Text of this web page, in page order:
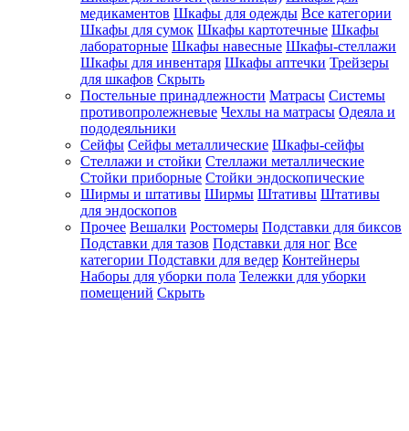
медикаментов Шкафы для одежды Все категории
Шкафы для сумок Шкафы картотечные Шкафы
лабораторные Шкафы навесные Шкафы-стеллажи
Шкафы для инвентаря Шкафы аптечки Трейзеры
для шкафов Скрыть
Постельные принадлежности Матрасы Системы
противопролежневые Чехлы на матрасы Одеяла и
пододеяльники
Сейфы Сейфы металлические Шкафы-сейфы
Стеллажи и стойки Стеллажи металлические
Стойки приборные Стойки эндоскопические
Ширмы и штативы Ширмы Штативы Штативы
для эндоскопов
Прочее Вешалки Ростомеры Подставки для биксов
Подставки для тазов Подставки для ног Все
категории Подставки для ведер Контейнеры
Наборы для уборки пола Тележки для уборки
помещений Скрыть